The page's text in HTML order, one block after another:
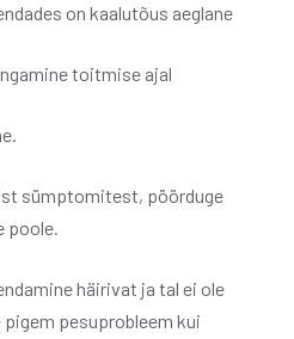
on kaalutõus aeglane
toitmise ajal
sümptomitest, pöörduge
häirivat ja tal ei ole
pesuprobleem kui